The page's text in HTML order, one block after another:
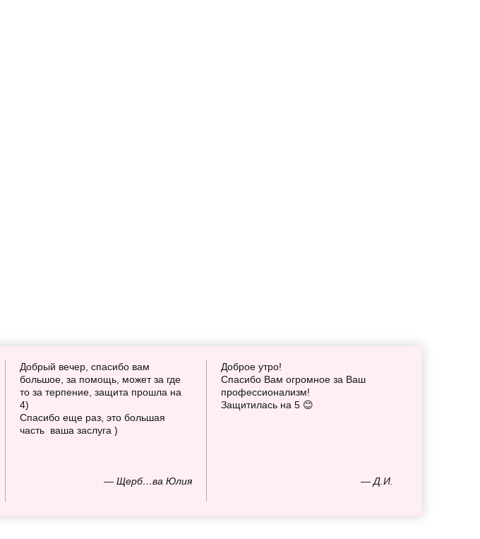
— Щерб…ва Юлия
Добрый вечер, спасибо вам
большое, за помощь, может за где
то за терпение, защита прошла на
4)
Спасибо еще раз, это большая
часть ваша заслуга )
— Д.И.
Доброе утро!
Спасибо Вам огромное за Ваш
профессионализм!
Защитилась на 5 😊